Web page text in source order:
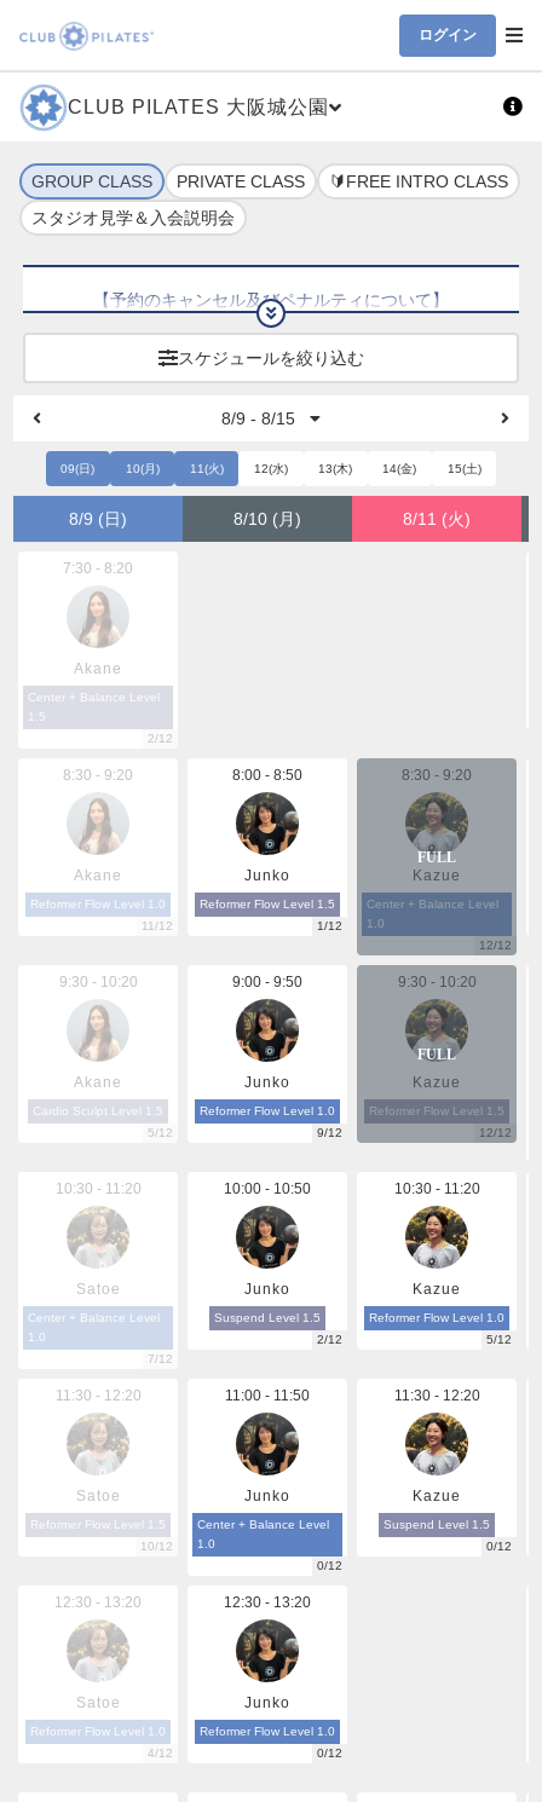
ログイン
CLUB PILATES 大阪城公園
GROUP CLASS PRIVATE CLASS
🔰FREE INTRO CLASS
スタジオ見学＆入会説明会
【予約のキャンセル及びペナルティについて】
全ての予約キャンセルはクラス開始の12時間前までとなっ
ております。予約キャンセルの際は、マイページからキャ
ンセル又は予約の変更をして下さい。
通い放題会員の場合は12時間を超えてのキャンセルは1,000
円(税抜)、無断キャンセルは1,500円(税抜)がペナルティと
して発生しますのでご注意くださいませ。
Level 1.5は中級クラスとなっております。より挑戦的なワ
ークアウトができるように進行スピード、バランス、安全
性を考慮しながら高度なワークアウトを行います。どなた
様もご参加いただけますが、基礎の動きや専門用語に慣れ
てからの受講をお願い致します。
Level 1.0を20～30回ご参加されてからをお勧めしておりま
スケジュールを絞り込む
8/9 - 8/15
09(日) 10(月) 11(火) 12(水) 13(木) 14(金) 15(土)
8/9 (日) 8/10 (月) 8/11 (火)
7:30 - 8:20
Akane
Center + Balance Level
1.5
2/12
8:30 - 9:20
Akane
Reformer Flow Level 1.0
11/12
8:00 - 8:50
Junko
Reformer Flow Level 1.5
1/12
8:30 - 9:20
Kazue
Center + Balance Level
1.0
12/12
9:30 - 10:20
Akane
Cardio Sculpt Level 1.5
5/12
9:00 - 9:50
Junko
Reformer Flow Level 1.0
9/12
9:30 - 10:20
Kazue
Reformer Flow Level 1.5
12/12
10:30 - 11:20
Satoe
Center + Balance Level
1.0
7/12
10:00 - 10:50
Junko
Suspend Level 1.5
2/12
10:30 - 11:20
Kazue
Reformer Flow Level 1.0
5/12
11:30 - 12:20
Satoe
Reformer Flow Level 1.5
10/12
11:00 - 11:50
Junko
Center + Balance Level
1.0
0/12
11:30 - 12:20
Kazue
Suspend Level 1.5
0/12
12:30 - 13:20
Satoe
Reformer Flow Level 1.0
4/12
12:30 - 13:20
Junko
Reformer Flow Level 1.0
0/12